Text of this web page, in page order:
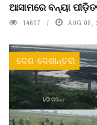
ଆସାମରେ ବନ୍ୟା
14607 AUG 09,
ଦେଶ-ଦେଶାନ୍ତର